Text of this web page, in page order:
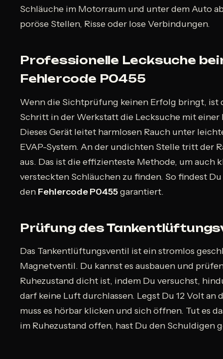
Schläuche im Motorraum und unter dem Auto
poröse Stellen, Risse oder lose Verbindungen.
Professionelle Lecksuche
Fehlercode P0455
Wenn die Sichtprüfung keinen Erfolg bringt, ist
Schritt in der Werkstatt die Lecksuche mit einer
Dieses Gerät leitet harmlosen Rauch unter
EVAP-System. An der undichten Stelle tritt der
aus. Das ist die effizienteste Methode, um auch
versteckten Schläuchen zu finden. So findest
den Fehlercode P0455garantiert.
Prüfung des
Das Tankentlüftungsventil ist ein stromlos
Magnetventil. Du kannst es ausbauen und
Ruhezustand dicht ist, indem Du versuchst,
darf keine Luft durchlassen. Legst Du 12 Volt an
muss es hörbar klicken und sich öffnen. Tut es
im Ruhezustand offen, hast Du den Schuldigen